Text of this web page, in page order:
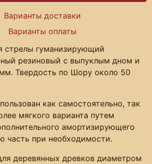
Варианты доставки
Варианты оплаты
стрелы гуманизирующий
резиновый с выпуклым дном и
Твердость по Шору около 50
как самостоятельно, так
мягкого варианта путем
амортизирующего
часть при необходимости.
деревянных древков диаметром